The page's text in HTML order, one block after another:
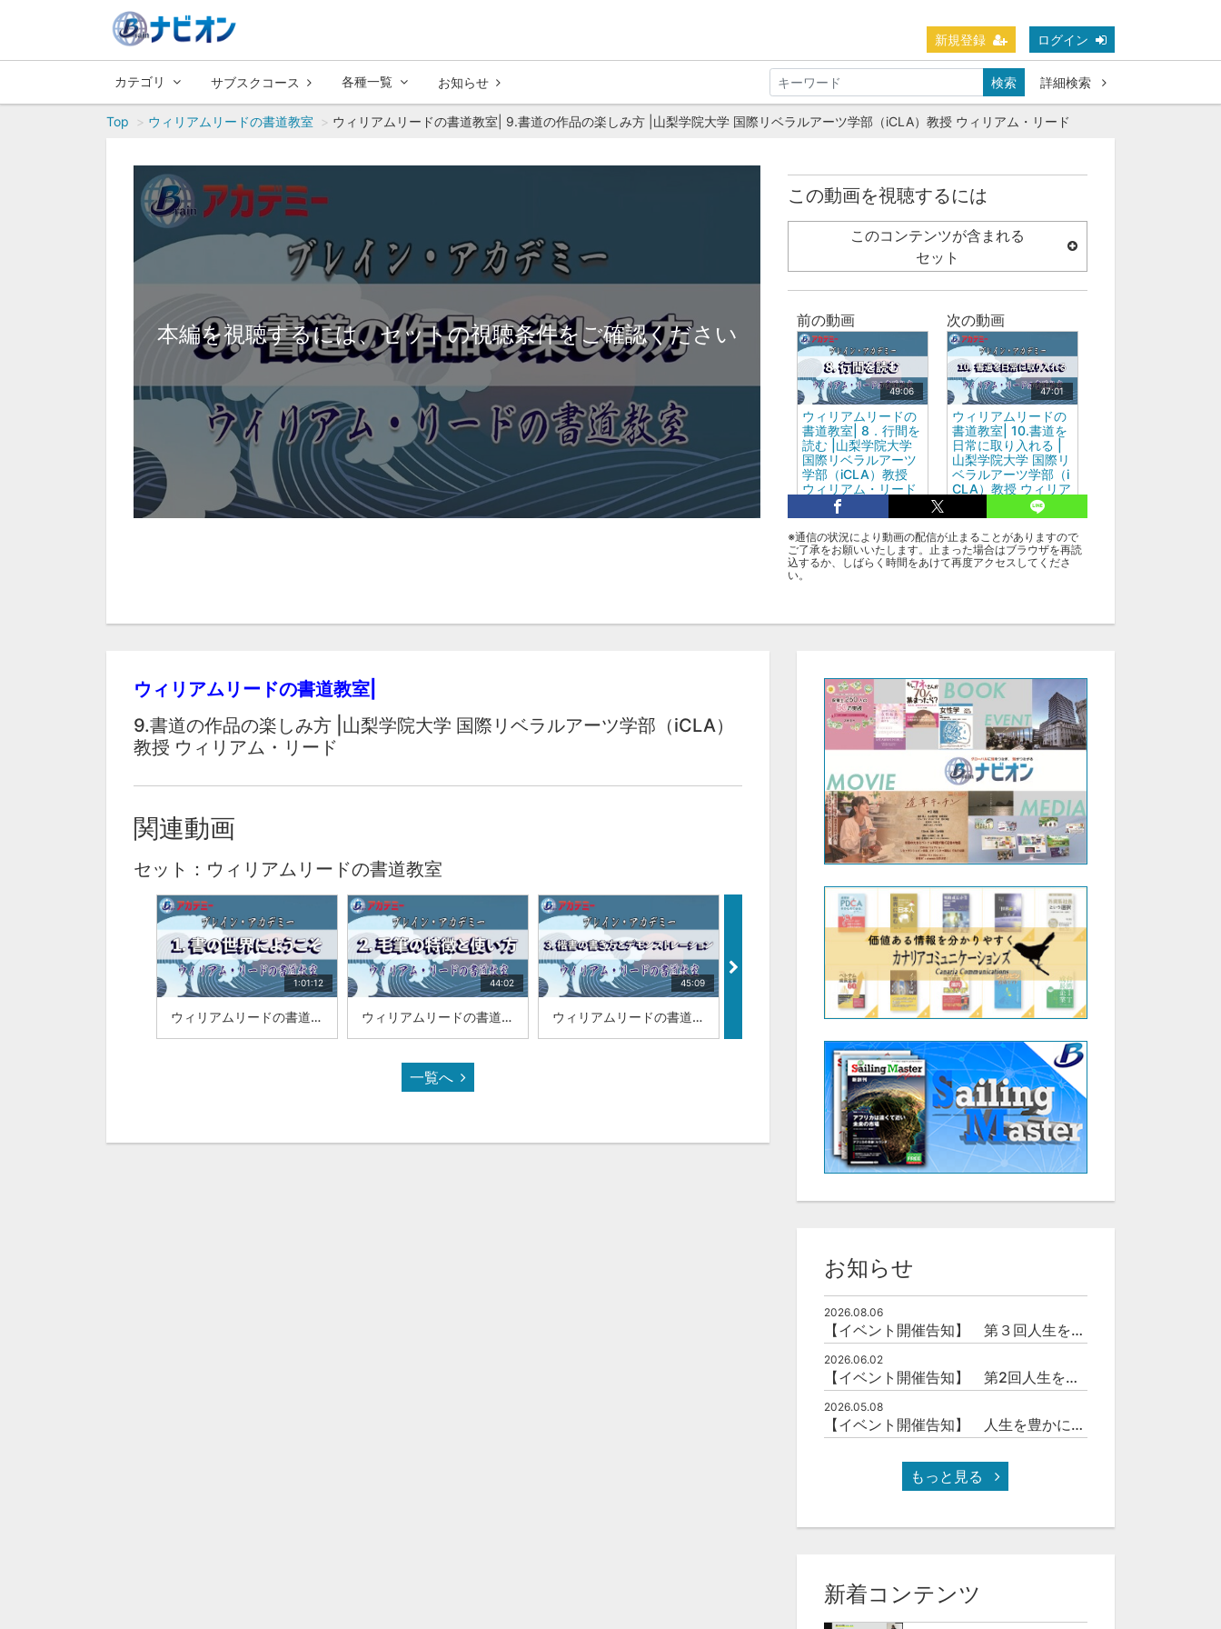
新規登録 ログイン
カテゴリ サブスクコース 各種一覧 お知らせ 検索 詳細検索
Top ウィリアムリードの書道教室 ウィリアムリードの書道教室| 9.書道の作品の楽しみ方 |山梨学院大学 国際リベラルアーツ学部（iCLA）教授 ウィリアム・リード
本編を視聴するには、セットの視聴条件をご確認ください
この動画を視聴するには
このコンテンツが含まれる
セット
前の動画
49:06
ウィリアムリードの
書道教室| 8．行間を
読む |山梨学院大学
国際リベラルアーツ
学部（iCLA）教授
ウィリアム・リード
次の動画
47:01
ウィリアムリードの
書道教室| 10.書道を
日常に取り入れる |
山梨学院大学 国際リ
ベラルアーツ学部（i
CLA）教授 ウィリア
タグ
※通信の状況により動画の配信が止まることがありますので
ご了承をお願いいたします。止まった場合はブラウザを再読
込するか、しばらく時間をあけて再度アクセスしてくださ
い。
ウィリアムリードの書道教室|
9.書道の作品の楽しみ方 |山梨学院大学 国際リベラルアーツ学部（iCLA）
教授 ウィリアム・リード
関連動画
セット：ウィリアムリードの書道教室
1:01:12
ウィリアムリードの書道教室|「1.書の世界にようこそ」|山梨学院大学 国際リベラルアーツ学部（iCLA）教授 ウィリアム・リード
44:02
ウィリアムリードの書道教室|「2.毛筆の特徴と使い方」|山梨学院大学 国際リベラルアーツ学部（iCLA）教授 ウィリアム・リード
45:09
ウィリアムリードの書道教室|「3.楷書の書き方とデモンストレーション」|山梨学院大学 国際リベラルアーツ学部（iCLA）教授 ウィリアム・リード
45:20
ウィリアムリードの書道教室|「4.行書と草書の手本の書き方と特徴」|山梨学院大学 国際リベラルアーツ学部（iCLA）教授 ウィリアム・リード
45:31
ウィリアムリードの書道教室|「5.千字文の楷・行・草」|山梨学院大学 国際リベラルアーツ学部（iCLA）教授 ウィリアム・リード
一覧へ
お知らせ
2026.08.06
【イベント開催告知】 第３回人生を豊かにする「本の力」を学ぶ会
2026.06.02
【イベント開催告知】 第2回人生を豊かにする「本の力」を学ぶ会
2026.05.08
【イベント開催告知】 人生を豊かにする「本の力」を学ぶ会
もっと見る
新着コンテンツ